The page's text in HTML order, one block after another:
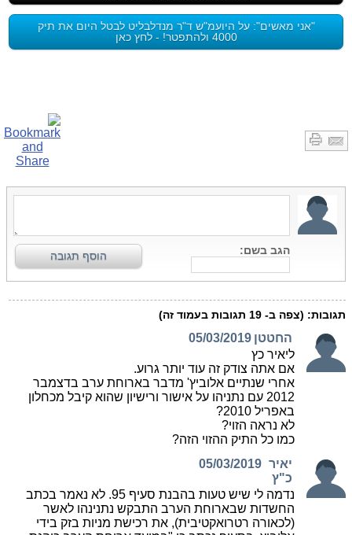
"אני מאשים": על היועמ"ש ד"ר מנדלבליט לבטל היום את תיק
4000 ולהתפטר! - לחץ כאן